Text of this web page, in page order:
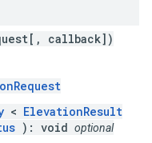
callback])
< ElevationResult
): void optional